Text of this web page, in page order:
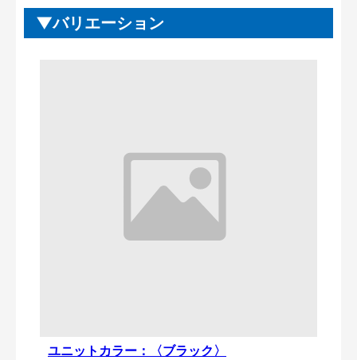
バリエーション
ユニットカラー：〈ブラック〉